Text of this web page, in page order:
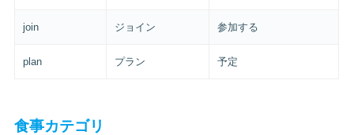
join ジョイン 参加する
plan プラン 予定
食事カテゴリ